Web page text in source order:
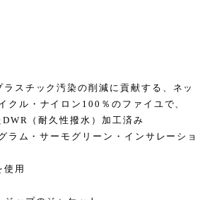
スチック汚染の削減に貢献する、ネッ
クル・ナイロン100％のファイユで、
（耐久性撥水）加工済み
ラム・サーモグリーン・インサレーショ
用